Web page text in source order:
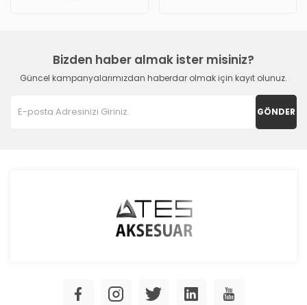
Bizden haber almak ister misiniz?
Güncel kampanyalarımızdan haberdar olmak için kayıt olunuz.
GÖNDER